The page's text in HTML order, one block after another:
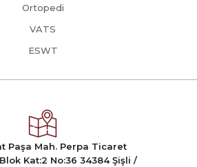
Ortopedi
VATS
ESWT
Paşa Mah. Perpa Ticaret
Kat:2 No:36 34384 Şişli /